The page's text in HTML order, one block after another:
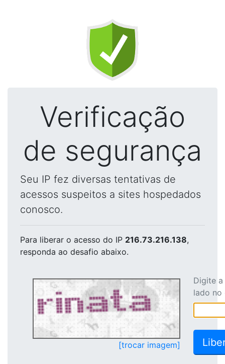
Verificação
de segurança
Seu IP fez diversas tentativas de
acessos suspeitos a sites hospedados
conosco.
Para liberar o acesso do IP 216.73.216.138,
responda ao desafio abaixo.
[trocar imagem]
Digite
lado no